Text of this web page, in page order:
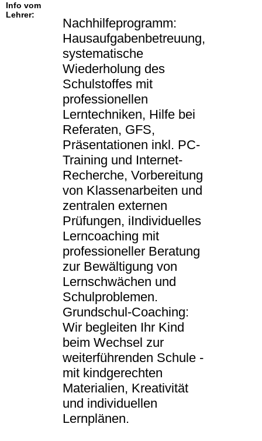
Info vom
Lehrer:
Nachhilfeprogramm:
Hausaufgabenbetreuung,
systematische
Wiederholung des
Schulstoffes mit
professionellen
Lerntechniken, Hilfe bei
Referaten, GFS,
Präsentationen inkl. PC-
Training und Internet-
Recherche, Vorbereitung
von Klassenarbeiten und
zentralen externen
Prüfungen, iIndividuelles
Lerncoaching mit
professioneller Beratung
zur Bewältigung von
Lernschwächen und
Schulproblemen.
Grundschul-Coaching:
Wir begleiten Ihr Kind
beim Wechsel zur
weiterführenden Schule -
mit kindgerechten
Materialien, Kreativität
und individuellen
Lernplänen.